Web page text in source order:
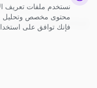
نستخدم ملفات تعريف
محتوى مخصص وتحليل
فإنك توافق على
© 2026 جست كلين. جميع الحقوق محفوظة.
إعدادات ملفات تعريف الارتباط